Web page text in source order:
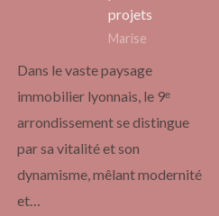
projets
Marise
Dans le vaste paysage
immobilier lyonnais, le 9ᵉ
arrondissement se distingue
par sa vitalité et son
dynamisme, mêlant modernité
et…